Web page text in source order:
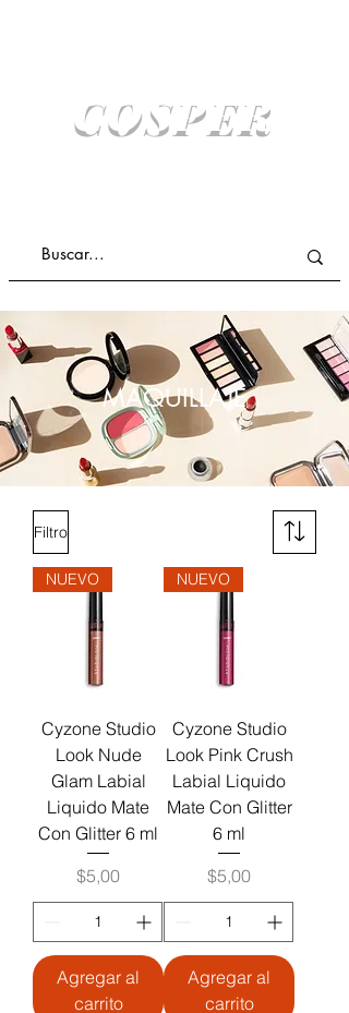
COSPER
MAQUILLAJE
Filtro
NUEVO
Cyzone Studio
Look Nude
Glam Labial
Liquido Mate
Con Glitter 6 ml
Precio
$5,00
Agregar al
carrito
NUEVO
Cyzone Studio
Look Pink Crush
Labial Liquido
Mate Con Glitter
6 ml
Precio
$5,00
Agregar al
carrito